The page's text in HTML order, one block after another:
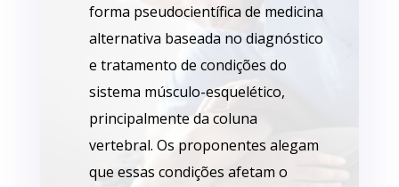
forma pseudocientífica de medicina
alternativa baseada no diagnóstico
e tratamento de condições do
sistema músculo-esquelético,
principalmente da coluna
vertebral. Os proponentes alegam
que essas condições afetam o